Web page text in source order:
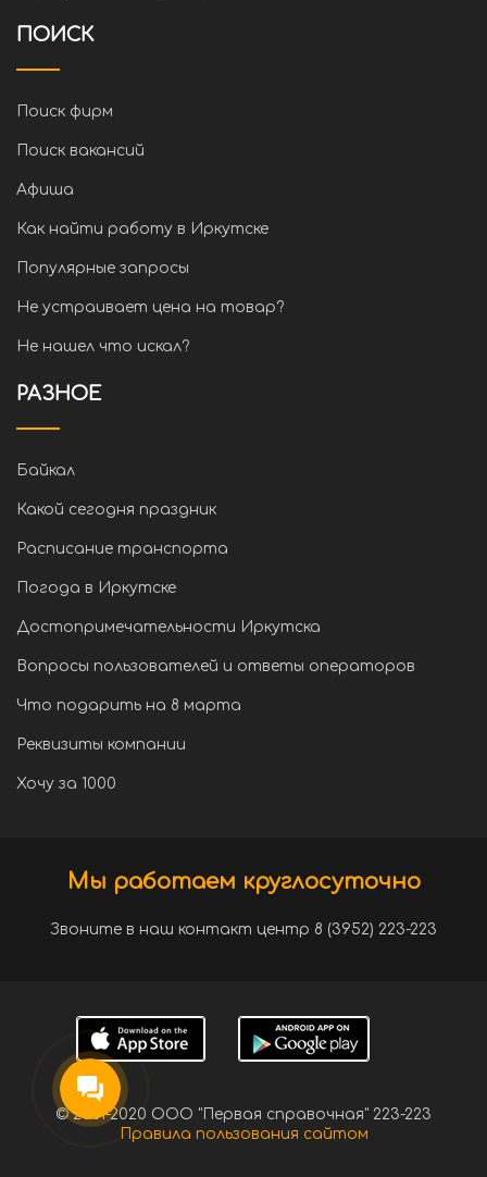
ПОИСК
Поиск фирм
Поиск вакансий
Афиша
Как найти работу в Иркутске
Популярные запросы
Не устраивает цена на товар?
Не нашел что искал?
РАЗНОЕ
Байкал
Какой сегодня праздник
Расписание транспорта
Погода в Иркутске
Достопримечательности Иркутска
Вопросы пользователей и ответы операторов
Что подарить на 8 марта
Реквизиты компании
Хочу за 1000
Мы работаем круглосуточно
Звоните в наш контакт центр 8 (3952) 223-223
© 2001-2020 ООО "Первая справочная" 223-223
Правила пользования сайтом